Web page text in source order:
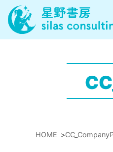
HOME >